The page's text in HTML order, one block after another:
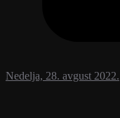
Nedelja, 28. avgust 2022.